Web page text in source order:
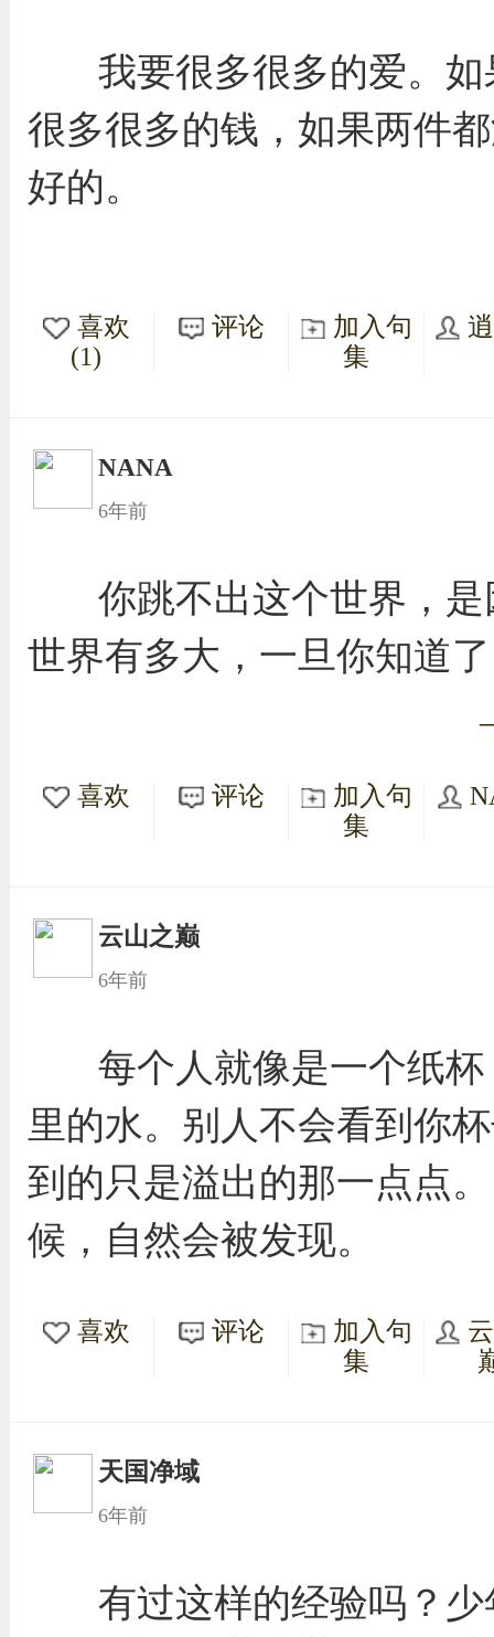
我要很多很多的爱。
很多很多的钱，如果两件
好的。
喜欢
(1)
评论
加入句
集
NANA
6年前
你跳不出这个世界，
世界有多大，一旦你知道
喜欢 评论
加入句
集
云山之巅
6年前
每个人就像是一个纸
里的水。别人不会看到你
到的只是溢出的那一点点
候，自然会被发现。
喜欢 评论
加入句
集
天国净域
6年前
有过这样的经验吗？